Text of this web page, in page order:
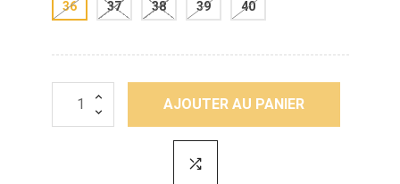
36
37 38 39 40
AJOUTER AU PANIER